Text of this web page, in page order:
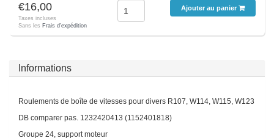
€16,00
Taxes incluses
Sans les Frais d'expédition
Ajouter au panier
Informations
Roulements de boîte de vitesses pour divers R107, W114, W115, W123
DB comparer pas. 1232420413 (1152401818)
Groupe 24, support moteur